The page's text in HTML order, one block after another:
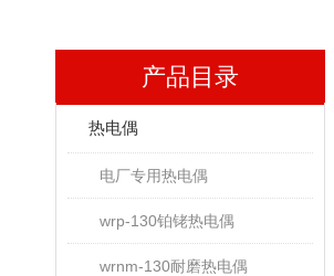
产品目录
热电偶
电厂专用热电偶
wrp-130铂铑热电偶
wrnm-130耐磨热电偶